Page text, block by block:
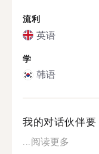
流利
英语
学
韩语
我的对话伙伴要
...阅读更多